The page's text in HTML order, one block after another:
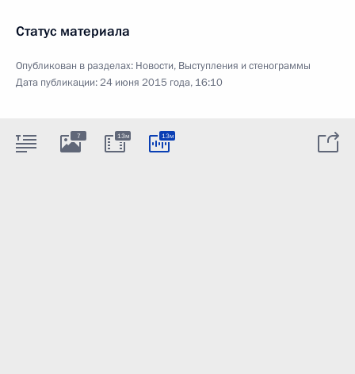
Статус материала
Опубликован в разделах: Новости, Выступления и стенограммы
Дата публикации:24 июня 2015 года, 16:10
7 13м 13м